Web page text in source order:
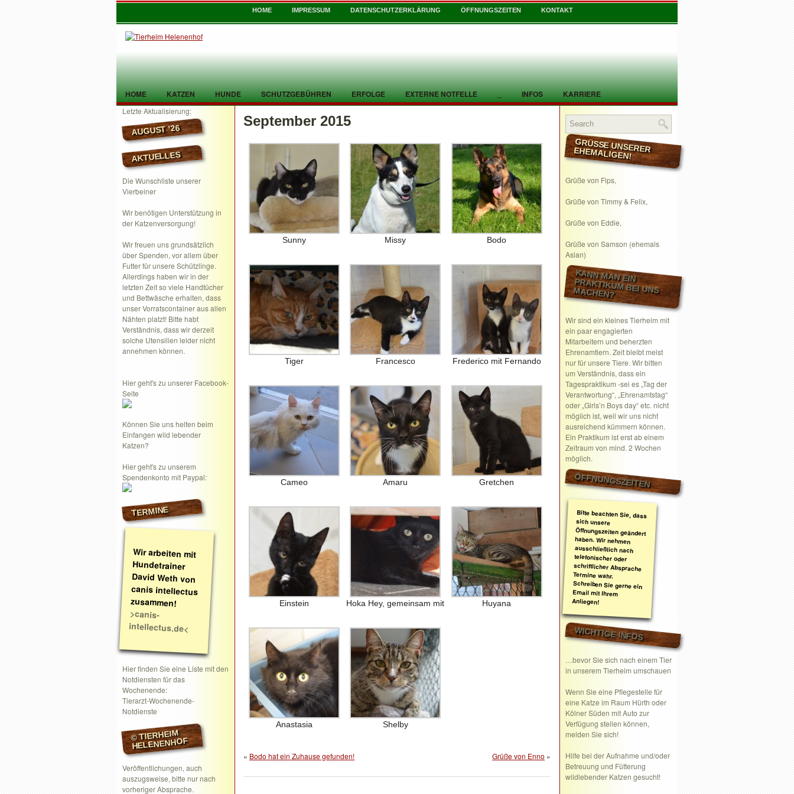
HOME IMPRESSUM DATENSCHUTZERKLÄRUNG ÖFFNUNGSZEITEN KONTAKT
HOME KATZEN HUNDE SCHUTZGEBÜHREN ERFOLGE EXTERNE NOTFELLE _ INFOS KARRIERE
TIER GEFUNDEN KONTAKT
Letzte Aktualisierung:
AUGUST ’26
AKTUELLES
Die Wunschliste unserer
Vierbeiner
Wir benötigen Unterstützung in
der Katzenversorgung!
Wir freuen uns grundsätzlich
über Spenden, vor allem über
Futter für unsere Schützlinge.
Allerdings haben wir in der
letzten Zeit so viele Handtücher
und Bettwäsche erhalten, dass
unser Vorratscontainer aus allen
Nähten platzt! Bitte habt
Verständnis, dass wir derzeit
solche Utensilien leider nicht
annehmen können.
Hier geht's zu unserer Facebook-
Seite
Können Sie uns helfen beim
Einfangen wild lebender
Katzen?
Hier geht's zu unserem
Spendenkonto mit Paypal:
TERMINE
Wir arbeiten mit
Hundetrainer
David Weth von
canis intellectus
zusammen!
>canis-
intellectus.de<
Hier finden Sie eine Liste mit den
Notdiensten für das
Wochenende:
Tierarzt-Wochenende-
Notdienste
© TIERHEIM
HELENENHOF
Veröffentlichungen, auch
auszugsweise, bitte nur nach
vorheriger Absprache.
September 2015
Sunny Missy Bodo
Tiger Francesco Frederico mit Fernando
Cameo Amaru Gretchen
Einstein Hoka Hey, gemeinsam mit Huyana
Anastasia Shelby
« Bodo hat ein Zuhause gefunden! Grüße von Enno »
GRÜSSE UNSERER EHEMALIGEN!
Grüße von Fips,
Grüße von Timmy & Felix,
Grüße von Eddie,
Grüße von Samson (ehemals
Aslan)
KANN MAN EIN
PRAKTIKUM BEI UNS MACHEN?
Wir sind ein kleines Tierheim mit
ein paar engagierten
Mitarbeitern und beherzten
Ehrenamtlern. Zeit bleibt meist
nur für unsere Tiere. Wir bitten
um Verständnis, dass ein
Tagespraktikum -sei es „Tag der
Verantwortung“, „Ehrenamtstag“
oder „Girls’n Boys day“ etc. nicht
möglich ist, weil wir uns nicht
ausreichend kümmern können.
Ein Praktikum ist erst ab einem
Zeitraum von mind. 2 Wochen
möglich.
ÖFFNUNGSZEITEN
Bitte beachten Sie, dass
sich unsere
Öffnungszeiten geändert
haben. Wir nehmen
ausschließlich nach
telefonischer oder
schriftlicher Absprache
Termine wahr.
Schreiben Sie gerne ein
Email mit Ihrem
Anliegen!
WICHTIGE INFOS
…bevor Sie sich nach einem Tier
in unserem Tierheim umschauen
Wenn Sie eine Pflegestelle für
eine Katze im Raum Hürth oder
Kölner Süden mit Auto zur
Verfügung stellen können,
melden Sie sich!
Hilfe bei der Aufnahme und/oder
Betreuung und Fütterung
wildlebender Katzen gesucht!